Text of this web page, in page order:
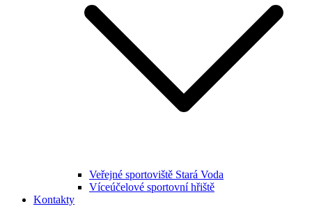
Veřejné sportoviště Stará Voda
Víceúčelové sportovní hřiště
Kontakty